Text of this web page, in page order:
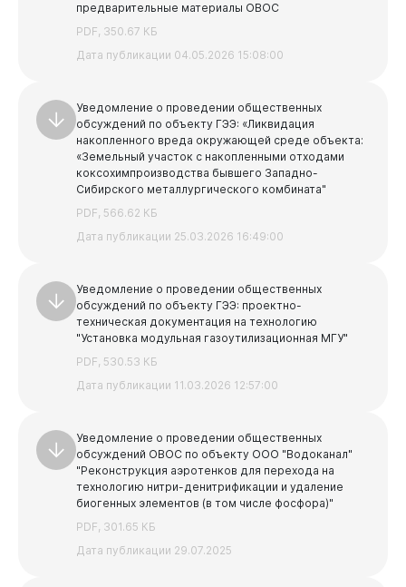
предварительные материалы ОВОС
PDF, 350.67 КБ
Дата публикации 04.05.2026 15:08:00
Уведомление о проведении общественных
обсуждений по объекту ГЭЭ: «Ликвидация
накопленного вреда окружающей среде объекта:
«Земельный участок с накопленными отходами
коксохимпроизводства бывшего Западно-
Сибирского металлургического комбината"
PDF, 566.62 КБ
Дата публикации 25.03.2026 16:49:00
Уведомление о проведении общественных
обсуждений по объекту ГЭЭ: проектно-
техническая документация на технологию
"Установка модульная газоутилизационная МГУ"
PDF, 530.53 КБ
Дата публикации 11.03.2026 12:57:00
Уведомление о проведении общественных
обсуждений ОВОС по объекту ООО "Водоканал"
"Реконструкция аэротенков для перехода на
технологию нитри-денитрификации и удаление
биогенных элементов (в том числе фосфора)"
PDF, 301.65 КБ
Дата публикации 29.07.2025